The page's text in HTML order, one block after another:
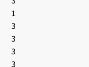
1
3
3
3
3